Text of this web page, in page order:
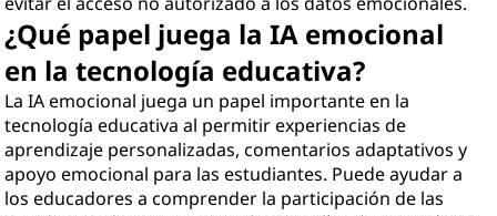
¿Qué papel juega la IA emocional
en la tecnología educativa?
La IA emocional juega un papel importante en la
tecnología educativa al permitir experiencias de
aprendizaje personalizadas, comentarios adaptativos y
apoyo emocional para las estudiantes. Puede ayudar a
los educadores a comprender la participación de las